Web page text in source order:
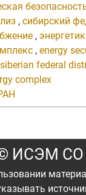
, сибирский
,
, energy
siberian federal
complex
ИСЭМ СО